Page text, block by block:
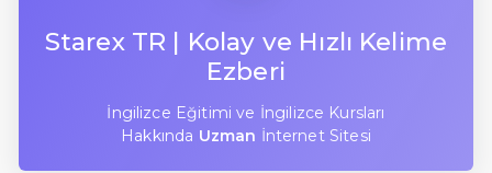
5 Günde İngilizce
İngilizce
Starex TR | Kolay ve Hızlı Kelime
Ezberi
İngilizce Eğitimi ve İngilizce Kursları
Hakkında Uzman İnternet Sitesi